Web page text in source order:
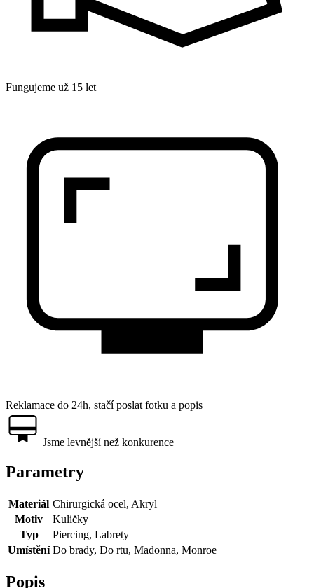
Fungujeme už 15 let
Reklamace do 24h, stačí poslat fotku a popis
Jsme levnější než konkurence
Parametry
Materiál Chirurgická ocel, Akryl
Motiv
Kuličky
Typ
Piercing, Labrety
Umístění Do brady, Do rtu, Madonna, Monroe
Popis